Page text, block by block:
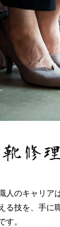
人のキャリア
る技を、手
す。